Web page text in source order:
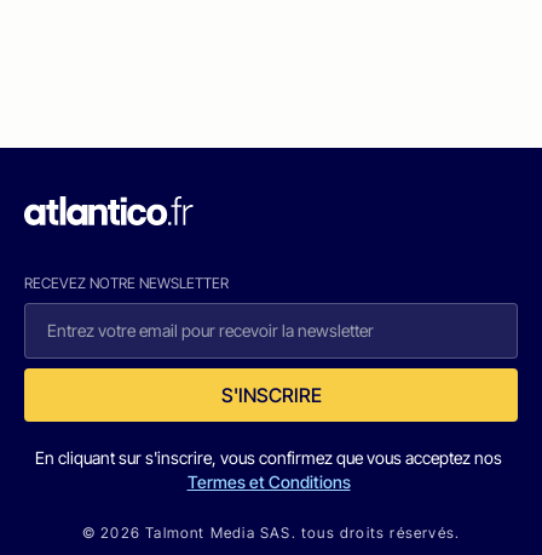
RECEVEZ NOTRE NEWSLETTER
S'INSCRIRE
En cliquant sur s'inscrire, vous confirmez que vous acceptez nos
Termes et Conditions
© 2026 Talmont Media SAS. tous droits réservés.